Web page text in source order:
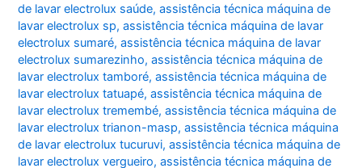
de lavar electrolux saúde,assistência técnica máquina de
lavar electrolux sp,assistência técnica máquina de lavar
electrolux sumaré,assistência técnica máquina de lavar
electrolux sumarezinho,assistência técnica máquina de
lavar electrolux tamboré,assistência técnica máquina de
lavar electrolux tatuapé,assistência técnica máquina de
lavar electrolux tremembé,assistência técnica máquina de
lavar electrolux trianon-masp,assistência técnica máquina
de lavar electrolux tucuruvi,assistência técnica máquina de
lavar electrolux vergueiro,assistência técnica máquina de